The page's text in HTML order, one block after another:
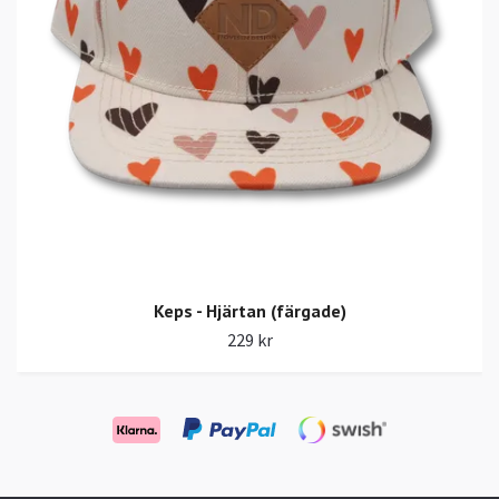
Keps - Hjärtan (färgade)
229 kr